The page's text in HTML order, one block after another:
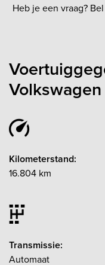
Heb je een vraag?
Kilometerstand:
16.804 km
Transmissie:
Automaat